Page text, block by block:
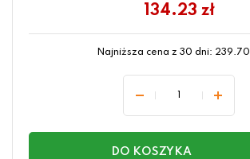
134.23 zł
Najniższa cena z 30 dni: 239.70
DO KOSZYKA